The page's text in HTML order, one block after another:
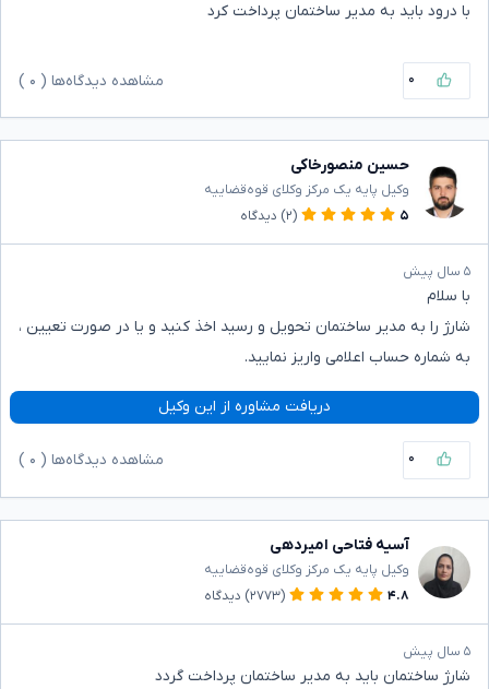
با درود باید به مدیر ساختمان پرداخت کرد
۰ مشاهده دیدگاه‌ها ( ۰
حسین منصورخاکی
وکیل پایه یک مرکز وکلای قوه‌قضاییه
۵
(۲) دیدگاه
۵ سال پیش
با سلام
شارژ را به مدیر ساختمان تحویل و رسید اخذ کنید و یا در صورت تعیین ،
به شماره حساب اعلامی واریز نمایید.
دریافت مشاوره از این وکیل
۰ مشاهده دیدگاه‌ها ( ۰
آسیه فتاحی امیردهی
وکیل پایه یک مرکز وکلای قوه‌قضاییه
۴.۸
(۲۷۷۳) دیدگاه
۵ سال پیش
شارژ ساختمان باید به مدیر ساختمان پرداخت گردد